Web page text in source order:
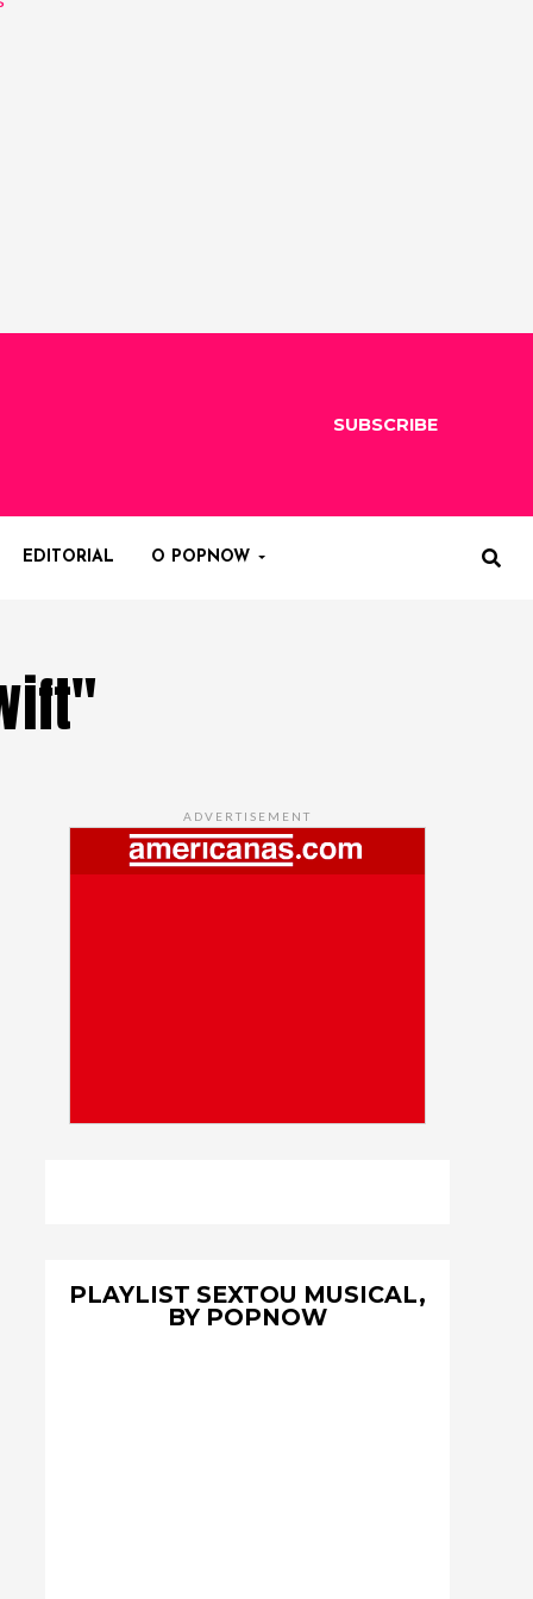
SUBSCRIBE
EDITORIAL O POPNOW
ADVERTISEMENT
PLAYLIST SEXTOU MUSICAL,
BY POPNOW